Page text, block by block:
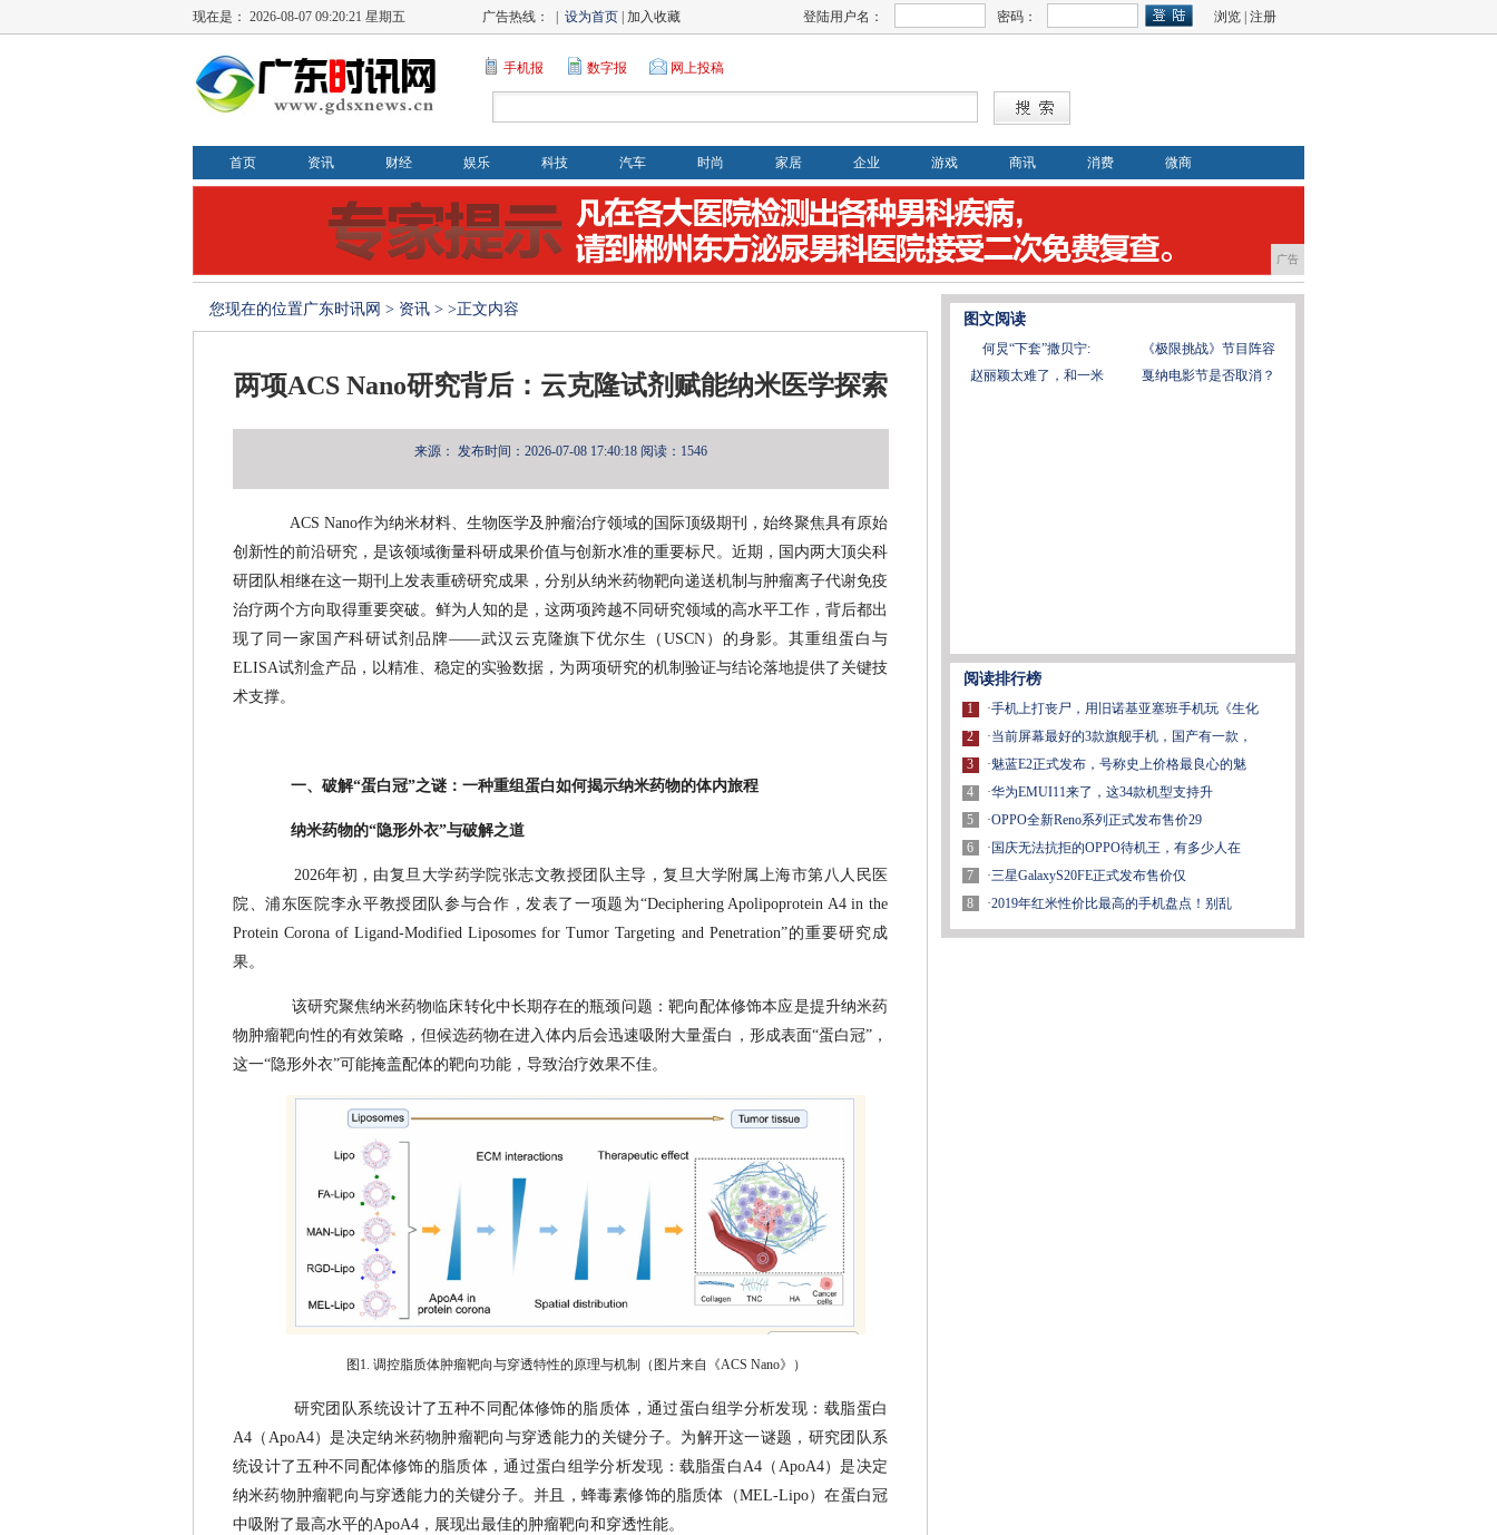
现在是： 2026-08-07 09:20:22 星期五 广告热线： | 设为首页 | 加入收藏 登陆用户名： 密码： 浏览 注册
手机报 数字报 网上投稿
首页 资讯 财经 娱乐 科技 汽车 时尚 家居 企业 游戏 商讯 消费 微商
广告
您现在的位置广东时讯网 > 资讯 > >正文内容
两项ACS Nano研究背后：云克隆试剂赋能纳米医学探索
来源： 发布时间：2026-07-08 17:40:18 阅读：1546
ACS Nano作为纳米材料、生物医学及肿瘤治疗领域的国际顶级期刊，始终聚焦具有原始
创新性的前沿研究，是该领域衡量科研成果价值与创新水准的重要标尺。近期，国内两大顶尖科
研团队相继在这一期刊上发表重磅研究成果，分别从纳米药物靶向递送机制与肿瘤离子代谢免疫
治疗两个方向取得重要突破。鲜为人知的是，这两项跨越不同研究领域的高水平工作，背后都出
现了同一家国产科研试剂品牌——武汉云克隆旗下优尔生（USCN）的身影。其重组蛋白与
ELISA试剂盒产品，以精准、稳定的实验数据，为两项研究的机制验证与结论落地提供了关键技
术支撑。
一、破解“蛋白冠”之谜：一种重组蛋白如何揭示纳米药物的体内旅程
纳米药物的“隐形外衣”与破解之道
2026年初，由复旦大学药学院张志文教授团队主导，复旦大学附属上海市第八人民医
院、浦东医院李永平教授团队参与合作，发表了一项题为“Deciphering Apolipoprotein A4 in the
Protein Corona of Ligand-Modified Liposomes for Tumor Targeting and Penetration”的重要研究成
果。
该研究聚焦纳米药物临床转化中长期存在的瓶颈问题：靶向配体修饰本应是提升纳米药
物肿瘤靶向性的有效策略，但候选药物在进入体内后会迅速吸附大量蛋白，形成表面“蛋白冠”，
这一“隐形外衣”可能掩盖配体的靶向功能，导致治疗效果不佳。
图1. 调控脂质体肿瘤靶向与穿透特性的原理与机制（图片来自《ACS Nano》）
研究团队系统设计了五种不同配体修饰的脂质体，通过蛋白组学分析发现：载脂蛋白
A4（ApoA4）是决定纳米药物肿瘤靶向与穿透能力的关键分子。为解开这一谜题，研究团队系
统设计了五种不同配体修饰的脂质体，通过蛋白组学分析发现：载脂蛋白A4（ApoA4）是决定
纳米药物肿瘤靶向与穿透能力的关键分子。并且，蜂毒素修饰的脂质体（MEL-Lipo）在蛋白冠
中吸附了最高水平的ApoA4，展现出最佳的肿瘤靶向和穿透性能。
图文阅读
何炅“下套”撒贝宁:
《极限挑战》节目阵容
赵丽颖太难了，和一米
戛纳电影节是否取消？
阅读排行榜
1
2
3
4
5
6
7
8
·手机上打丧尸，用旧诺基亚塞班手机玩《生化
·当前屏幕最好的3款旗舰手机，国产有一款，
·魅蓝E2正式发布，号称史上价格最良心的魅
·华为EMUI11来了，这34款机型支持升
·OPPO全新Reno系列正式发布售价29
· 国庆无法抗拒的OPPO待机王，有多少人在
·三星GalaxyS20FE正式发布售价仅
·2019年红米性价比最高的手机盘点！别乱